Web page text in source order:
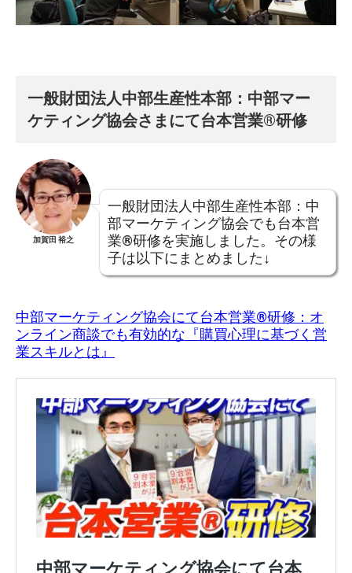
一般財団法人中部生産性本部：中部マー
ケティング協会さまにて台本営業®️研修
加賀田 裕之
一般財団法人中部生産性本部：中
部マーケティング協会でも台本営
業®︎研修を実施しました。その様
子は以下にまとめました↓
中部マーケティング協会にて台本営業®︎研修：オ
ンライン商談でも有効的な『購買心理に基づく営
業スキルとは』